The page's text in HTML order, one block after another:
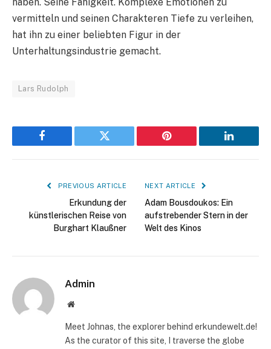
vermitteln und seinen Charakteren Tiefe zu verleihen,
hat ihn zu einer beliebten Figur in der
Unterhaltungsindustrie gemacht.
Lars Rudolph
Facebook Twitter Pinterest LinkedIn
PREVIOUS ARTICLE
Erkundung der
künstlerischen Reise von
Burghart Klaußner
NEXT ARTICLE
Adam Bousdoukos: Ein
aufstrebender Stern in der
Welt des Kinos
Admin
Website
Meet Johnas, the explorer behind erkundewelt.de!
As the curator of this site, I traverse the globe